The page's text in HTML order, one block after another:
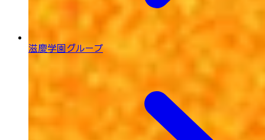
滋慶学園グループ